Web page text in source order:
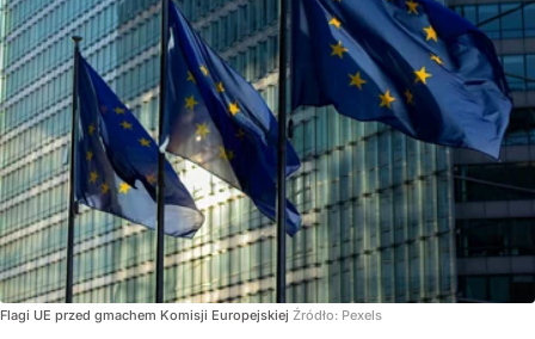
Flagi UE przed gmachem Komisji Europejskiej Źródło: Pexels